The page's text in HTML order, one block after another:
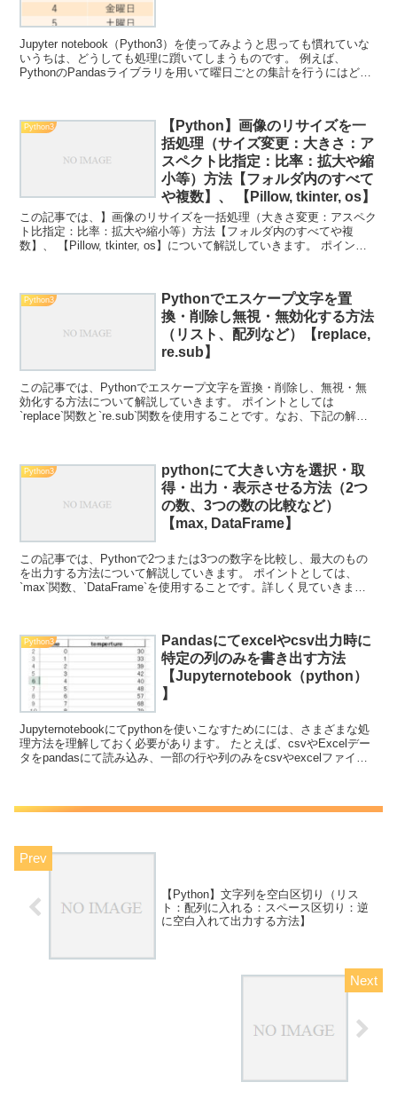
Jupyter notebook（Python3）を使ってみようと思っても慣れていな
いうちは、どうしても処理に躓いてしまうものです。 例えば、
PythonのPandasライブラリを用いて曜日ごとの集計を行うにはどの
Python3
【Python】画像のリサイズを一
括処理（サイズ変更：大きさ：ア
スペクト比指定：比率：拡大や縮
小等）方法【フォルダ内のすべて
や複数】、 【Pillow, tkinter, os】
この記事では、】画像のリサイズを一括処理（大きさ変更：アスペク
ト比指定：比率：拡大や縮小等）方法【フォルダ内のすべてや複
数】、 【Pillow, tkinter, os】について解説していきます。 ポイント
Python3
Pythonでエスケープ文字を置
換・削除し無視・無効化する方法
（リスト、配列など）【replace,
re.sub】
この記事では、Pythonでエスケープ文字を置換・削除し、無視・無
効化する方法について解説していきます。 ポイントとしては
`replace`関数と`re.sub`関数を使用することです。なお、下記の解説
Python3
pythonにて大きい方を選択・取
得・出力・表示させる方法（2つ
の数、3つの数の比較など）
【max, DataFrame】
この記事では、Pythonで2つまたは3つの数字を比較し、最大のもの
を出力する方法について解説していきます。 ポイントとしては、
`max`関数、`DataFrame`を使用することです。詳しく見ていきまし
Python3
Pandasにてexcelやcsv出力時に
特定の列のみを書き出す方法
【Jupyternotebook（python）
】
Jupyternotebookにてpythonを使いこなすためにには、さまざまな処
理方法を理解しておく必要があります。 たとえば、csvやExcelデー
タをpandasにて読み込み、一部の行や列のみをcsvやexcelファイル
【Python】文字列を空白区切り（リス
ト：配列に入れる：スペース区切り：逆
に空白入れて出力する方法】